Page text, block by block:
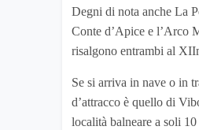
Degni di nota anche La
Conte d’Apice e l’Arco
risalgono entrambi al
Se si arriva in nave o in
d’attracco è quello di
località balneare a soli